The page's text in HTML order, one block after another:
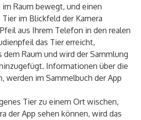
Raum bewegt, und einen
im Blickfeld der Kamera
aus Ihrem Telefon in den realen
das Tier erreicht,
Raum und wird der Sammlung
Informationen über die
werden im Sammelbuch der App
Tier zu einem Ort wischen,
der App sehen können, wird das